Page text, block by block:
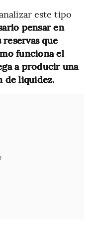
este tipo
pensar en
que
funciona el
a producir una
de liquidez.